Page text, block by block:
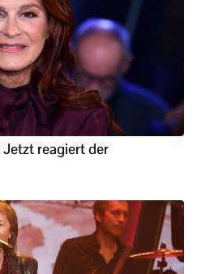
reagiert der